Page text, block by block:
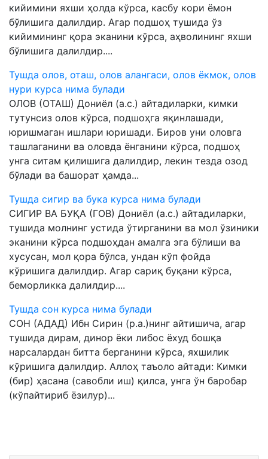
кийимини яхши ҳолда кўрса, касбу кори ёмон
бўлишига далилдир. Агар подшоҳ тушида ўз
кийимининг қора эканини кўрса, аҳволининг яхши
бўлишига далилдир....
Тушда олов, оташ, олов алангаси, олов ёкмок, олов
нури курса нима булади
ОЛОВ (ОТАШ) Дониёл (а.с.) айтадиларки, кимки
тутунсиз олов кўрса, подшоҳга яқинлашади,
юришмаган ишлари юришади. Биров уни оловга
ташлаганини ва оловда ёнганини кўрса, подшоҳ
унга ситам қилишига далилдир, лекин тезда озод
бўлади ва башорат ҳамда...
Тушда сигир ва бука курса нима булади
СИГИР ВА БУҚА (ГОВ) Дониёл (а.с.) айтадиларки,
тушида молнинг устида ўтирганини ва мол ўзиники
эканини кўрса подшоҳдан амалга эга бўлиши ва
хусусан, мол қора бўлса, ундан кўп фойда
кўришига далилдир. Агар сариқ буқани кўрса,
беморликка далилдир....
Тушда сон курса нима булади
СОН (АДАД) Ибн Сирин (р.а.)нинг айтишича, агар
тушида дирам, динор ёки либос ёхуд бошқа
нарсалардан битта берганини кўрса, яхшилик
кўришига далилдир. Аллоҳ таъоло айтади: Кимки
(бир) ҳасана (савобли иш) қилса, унга ўн баробар
(кўпайтириб ёзилур)...